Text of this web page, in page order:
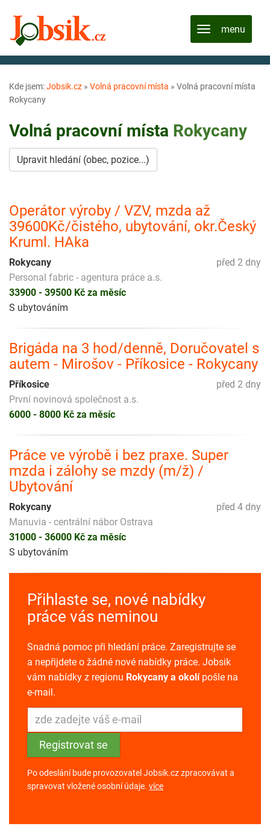
Kde jsem:Jobsik.cz » Volná pracovní místa » Volná pracovní místa
Rokycany
Volná pracovní místa Rokycany
Upravit hledání (obec, pozice...)
Operátor výroby / VZV, mzda až
39600Kč/čistého, ubytování, okr.Český
Kruml. HAka
před 2 dny
Rokycany
Personal fabric - agentura práce a.s.
33900 - 39500 Kč za měsíc
S ubytováním
Brigáda na 3 hod/denně, Doručovatel s
autem - Mirošov - Příkosice - Rokycany
před 2 dny
Příkosice
První novinová společnost a.s.
6000 - 8000 Kč za měsíc
Práce ve výrobě i bez praxe. Super
mzda i zálohy se mzdy (m/ž) /
Ubytování
před 4 dny
Rokycany
Manuvia - centrální nábor Ostrava
31000 - 36000 Kč za měsíc
S ubytováním
Přihlaste se, nové nabídky
práce vás neminou
Snadná pomoc při hledání práce. Zaregistrujte se
a nepřijdete o žádné nové nabídky práce. Jobsik
vám nabídky z regionu Rokycany a okolípošle na
e-mail.
Po odeslání bude provozovatel Jobsik.cz zpracovávat a
spravovat vložené osobní údaje. více